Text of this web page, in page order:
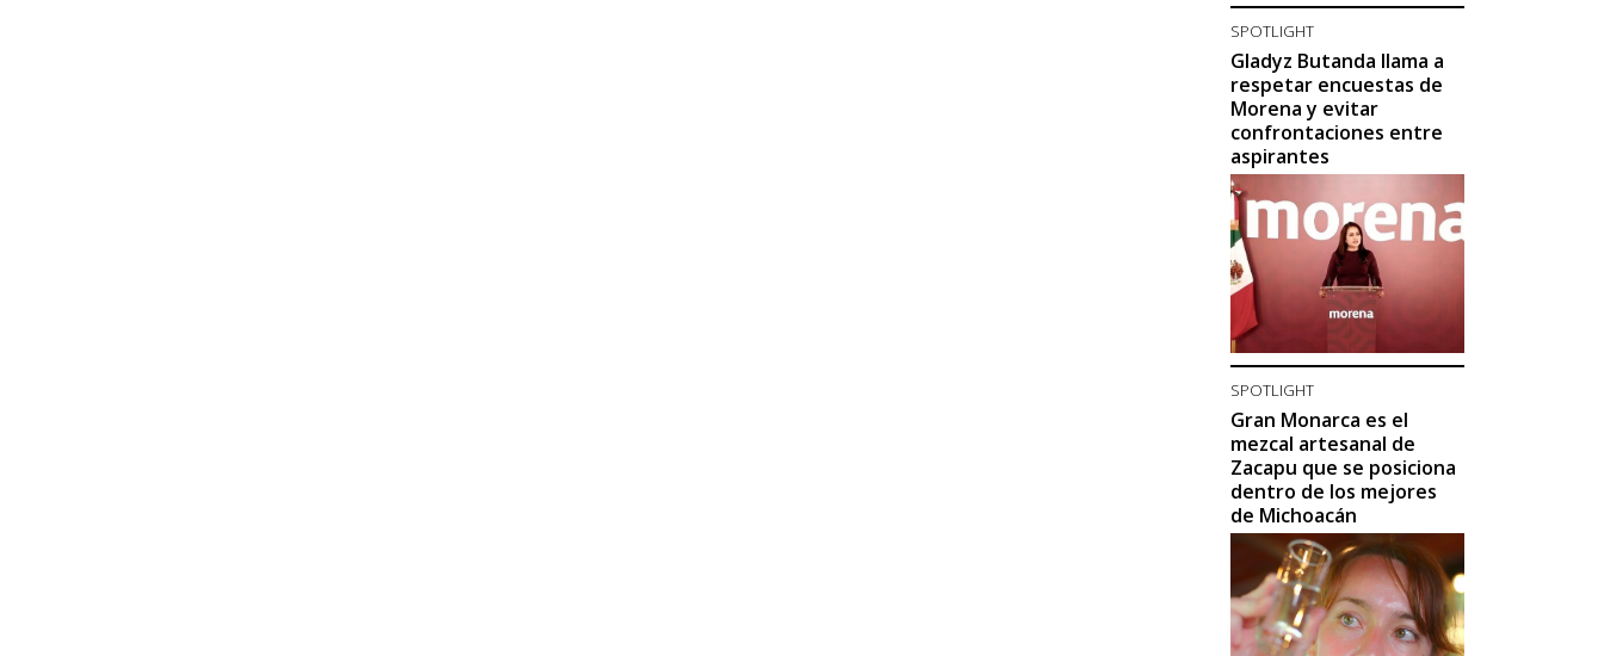
SPOTLIGHT
Gladyz Butanda llama a
respetar encuestas de
Morena y evitar
confrontaciones entre
aspirantes
SPOTLIGHT
Gran Monarca es el
mezcal artesanal de
Zacapu que se posiciona
dentro de los mejores
de Michoacán